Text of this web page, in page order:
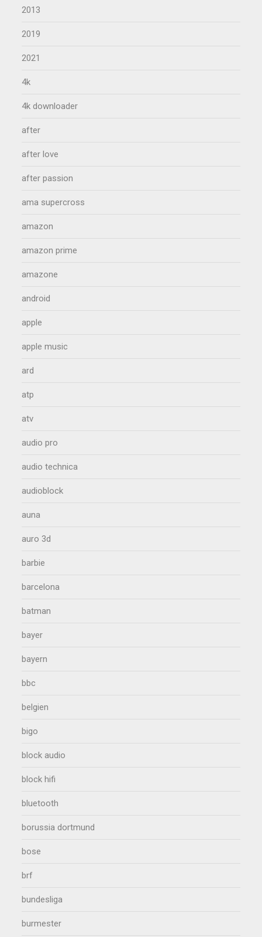
2013
2019
2021
4k
4k downloader
after
after love
after passion
ama supercross
amazon
amazon prime
amazone
android
apple
apple music
ard
atp
atv
audio pro
audio technica
audioblock
auna
auro 3d
barbie
barcelona
batman
bayer
bayern
bbc
belgien
bigo
block audio
block hifi
bluetooth
borussia dortmund
bose
brf
bundesliga
burmester